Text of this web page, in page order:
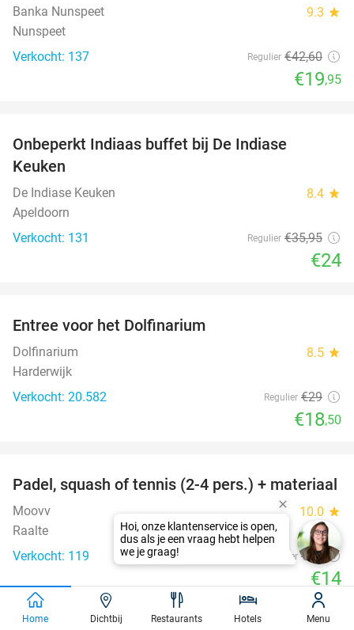
Banka Nunspeet 9.3 star
Nunspeet
Verkocht: 137
Regulier €42,60
€19,95
Onbeperkt Indiaas buffet bij De Indiase
Keuken
De Indiase Keuken 8.4 star
Apeldoorn
Verkocht: 131
Regulier €35,95
€24
Entree voor het Dolfinarium
Dolfinarium 8.5 star
Harderwijk
Verkocht: 20.582
Regulier €29
€18,50
50%
Padel, squash of tennis (2-4 pers.) + materiaal
Moovv 10.0 star
Raalte
Verkocht: 119
Regulier €28
€14
favorite_border
Home Dichtbij Restaurants Hotels Menu